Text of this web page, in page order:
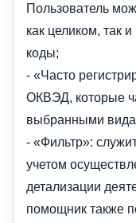
Пользователь
как целиком, так
коды;
- «Часто
ОКВЭД, которые
выбранными
- «Фильтр»:
учетом
детализации
помощник также